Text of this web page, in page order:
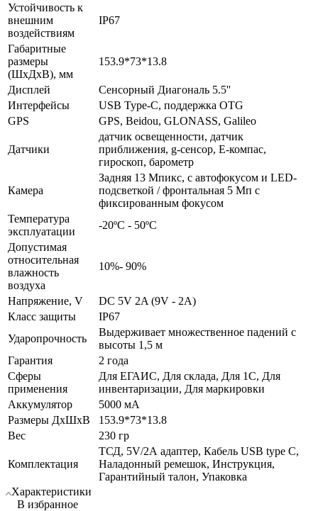
Устойчивость к
внешним
воздействиям
IP67
Габаритные
размеры
(ШхДхВ), мм
153.9*73*13.8
Дисплей
Сенсорный Диагональ 5.5''
Интерфейсы
USB Type-C, поддержка OTG
GPS
GPS, Beidou, GLONASS, Galileo
Датчики
датчик освещенности, датчик
приближения, g-сенсор, Е-компас,
гироскоп, барометр
Камера
Задняя 13 Мпикс, с автофокусом и LED-
подсветкой / фронтальная 5 Мп с
фиксированным фокусом
Температура
эксплуатации
-20ºС - 50ºС
Допустимая
относительная
влажность
воздуха
10%- 90%
Напряжение, V
DC 5V 2A (9V - 2A)
Класс защиты
IP67
Ударопрочность
Выдерживает множественное падений с
высоты 1,5 м
Гарантия
2 года
Сферы
применения
Для ЕГАИС, Для склада, Для 1С, Для
инвентаризации, Для маркировки
Аккумулятор
5000 мА
Размеры ДхШхВ
153.9*73*13.8
Вес
230 гр
Комплектация
ТСД, 5V/2А адаптер, Кабель USB type С,
Наладонный ремешок, Инструкция,
Гарантийный талон, Упаковка
Характеристики
В избранное